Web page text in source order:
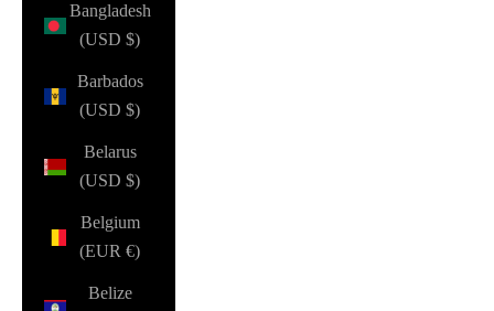
Bangladesh
(USD $)
Barbados
(USD $)
Belarus
(USD $)
Belgium
(EUR €)
Belize